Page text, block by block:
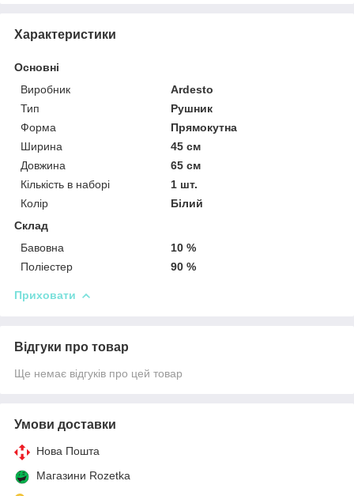
Характеристики
Основні
Виробник
Ardesto
Тип
Рушник
Форма
Прямокутна
Ширина
45 см
Довжина
65 см
Кількість в наборі
1 шт.
Колір
Білий
Склад
Бавовна
10 %
Поліестер
90 %
Приховати
Відгуки про товар
Ще немає відгуків про цей товар
Умови доставки
Нова Пошта
Магазини Rozetka